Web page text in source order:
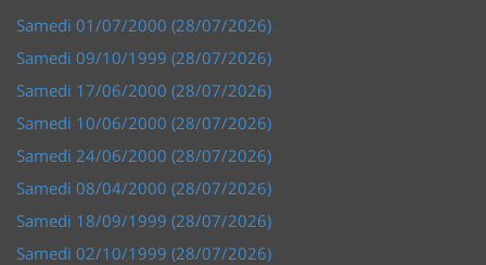
Samedi 01/07/2000 (28/07/2026)
Samedi 09/10/1999 (28/07/2026)
Samedi 17/06/2000 (28/07/2026)
Samedi 10/06/2000 (28/07/2026)
Samedi 24/06/2000 (28/07/2026)
Samedi 08/04/2000 (28/07/2026)
Samedi 18/09/1999 (28/07/2026)
Samedi 02/10/1999 (28/07/2026)